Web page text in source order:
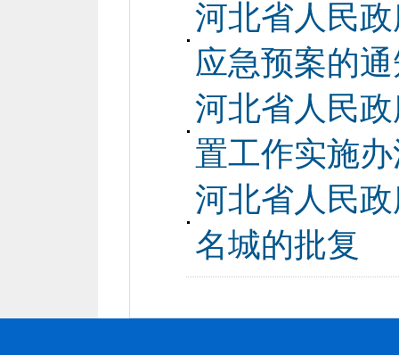
河北省人民
应急预案的
河北省人民
置工作实施
河北省人民
名城的批复